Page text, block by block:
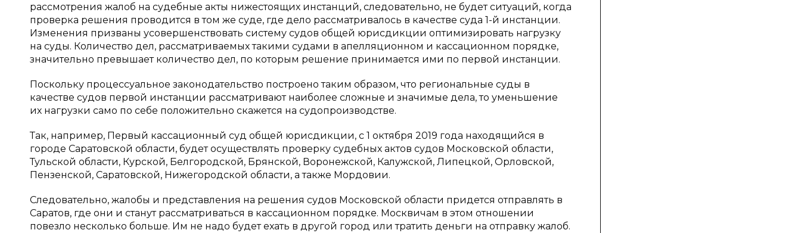
рассмотрения жалоб на судебные акты нижестоящих инстанций, следовательно, не будет ситуаций, когда
проверка решения проводится в том же суде, где дело рассматривалось в качестве суда 1-й инстанции.
Изменения призваны усовершенствовать систему судов общей юрисдикции оптимизировать нагрузку
на суды. Количество дел, рассматриваемых такими судами в апелляционном и кассационном порядке,
значительно превышает количество дел, по которым решение принимается ими по первой инстанции.
Поскольку процессуальное законодательство построено таким образом, что региональные суды в
качестве судов первой инстанции рассматривают наиболее сложные и значимые дела, то уменьшение
их нагрузки само по себе положительно скажется на судопроизводстве.
Так, например, Первый кассационный суд общей юрисдикции, с 1 октября 2019 года находящийся в
городе Саратовской области, будет осуществлять проверку судебных актов судов Московской области,
Тульской области, Курской, Белгородской, Брянской, Воронежской, Калужской, Липецкой, Орловской,
Пензенской, Саратовской, Нижегородской области, а также Мордовии.
Следовательно, жалобы и представления на решения судов Московской области придется отправлять в
Саратов, где они и станут рассматриваться в кассационном порядке. Москвичам в этом отношении
повезло несколько больше. Им не надо будет ехать в другой город или тратить деньги на отправку жалоб.